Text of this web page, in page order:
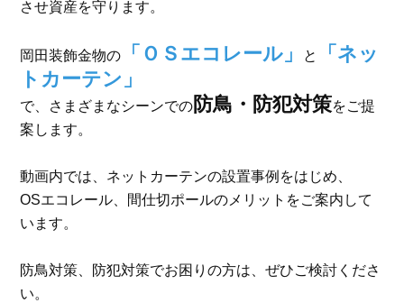
させ資産を守ります。
岡田装飾金物の 「ＯＳエコレール」 と
「ネッ
トカーテン」
で、さまざまなシーンでの防鳥・防犯対策をご提
案します。
動画内では、ネットカーテンの設置事例をはじめ、
OSエコレール、間仕切ポールのメリットをご案内して
います。
防鳥対策、防犯対策でお困りの方は、ぜひご検討くださ
い。